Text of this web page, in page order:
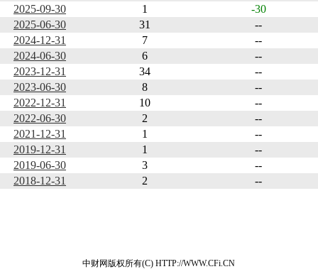
2025-09-30
1
-30
2025-06-30
31
--
2024-12-31
7
--
2024-06-30
6
--
2023-12-31
34
--
2023-06-30
8
--
2022-12-31
10
--
2022-06-30
2
--
2021-12-31
1
--
2019-12-31
1
--
2019-06-30
3
--
2018-12-31
2 --
中财网版权所有(C) HTTP://WWW.CFi.CN